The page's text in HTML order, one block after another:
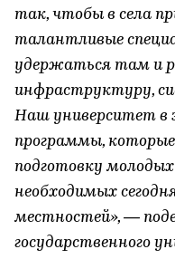
так, чтобы в села
талантливые
удержаться там и
инфраструктуру,
Наш университет в
программы,
подготовку
необходимых
местностей», —
государственного